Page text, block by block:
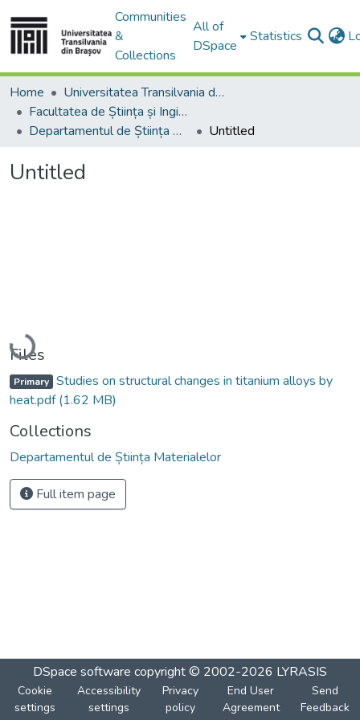
Communities
&
Collections
All of
DSpace
Statistics
Home
Universitatea Transilvania din Brasov
Facultatea de Știința și Ingineria Materialelor
Departamentul de Știința Materialelor
Untitled
Untitled
Loading...
Files
Primary Studies on structural changes in titanium alloys by
heat.pdf(1.62 MB)
Collections
Departamentul de Știința Materialelor
Full item page
DSpace software copyright © 2002-2026 LYRASIS
Cookie
settings
Accessibility
settings
Privacy
policy
End User
Agreement
Send
Feedback